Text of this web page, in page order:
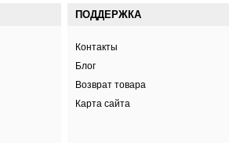
ПОДДЕРЖКА
Контакты
Блог
Возврат товара
Карта сайта